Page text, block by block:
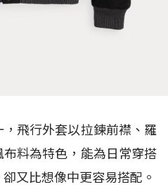
，飛行外套以拉鍊前襟、羅
料為特色，能為日常穿搭
又比想像中更容易搭配。